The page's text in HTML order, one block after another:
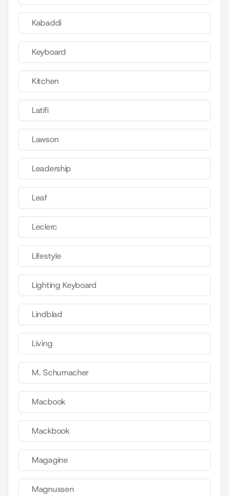
Kabaddi
Keyboard
Kitchen
Latifi
Lawson
Leadership
Leaf
Leclerc
Lifestyle
Lighting Keyboard
Lindblad
Living
M. Schumacher
Macbook
Mackbook
Magagine
Magnussen